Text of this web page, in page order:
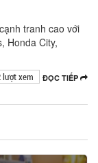
tranh cao với
Honda City,
ĐỌC TIẾP
lượt xem